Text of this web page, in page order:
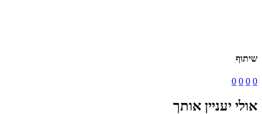
שיתוף
0
0
0
0
אולי יעניין אותך